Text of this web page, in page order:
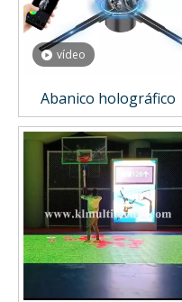
vídeo
Abanico holográfico